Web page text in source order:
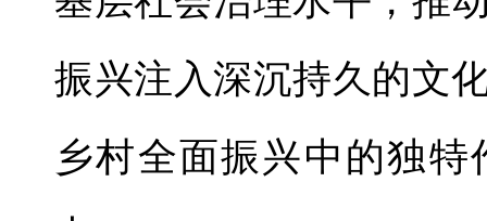
振兴注入深沉持久的文
乡村全面振兴中的独